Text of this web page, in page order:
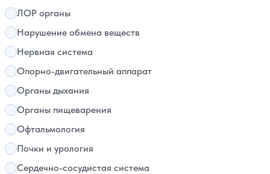
ЛОР органы
Нарушение обмена веществ
Нервная система
Опорно-двигательный аппарат
Органы дыхания
Органы пищеварения
Офтальмология
Почки и урология
Сердечно-сосудистая система